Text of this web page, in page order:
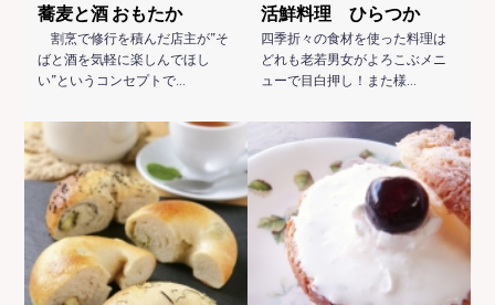
蕎麦と酒 おもたか
割烹で修行を積んだ店主が”そ
ばと酒を気軽に楽しんでほし
い”というコンセプトで…
活鮮料理 ひらつか
四季折々の食材を使った料理は
どれも老若男女がよろこぶメニ
ューで目白押し！また様…